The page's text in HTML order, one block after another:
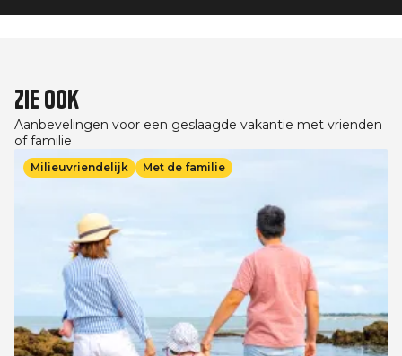
Zie ook
Aanbevelingen voor een geslaagde vakantie met vrienden
of familie
Milieuvriendelijk Met de familie
Afbeelding